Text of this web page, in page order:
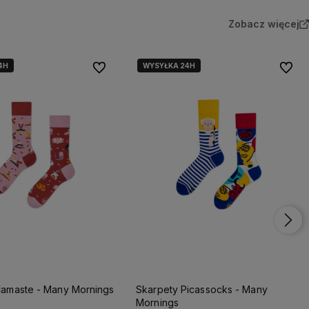
Zobacz więcej
- Many Mornings
Do ulubionychWYSYŁKA 24H
Skarpety Picassocks - Many
Mornings
Do